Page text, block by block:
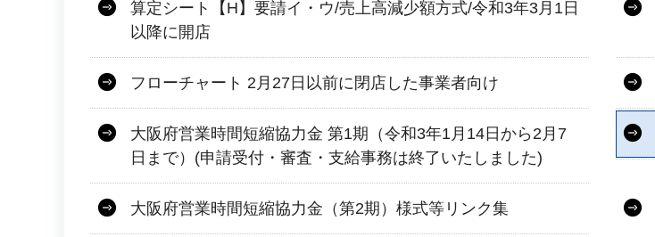
算定シート【H】要請イ・ウ/売上高減少額方式/令和3年3月1日
以降に開店
フローチャート 2月27日以前に閉店した事業者向け
大阪府営業時間短縮協力金 第1期（令和3年1月14日から2月7
日まで）(申請受付・審査・支給事務は終了いたしました)
大阪府営業時間短縮協力金（第2期）様式等リンク集